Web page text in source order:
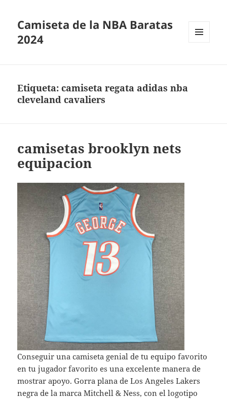
Camiseta de la NBA Baratas
2024
Etiqueta:camiseta regata adidas nba
cleveland cavaliers
camisetas brooklyn nets
equipacion
Conseguir una camiseta genial de tu equipo favorito
en tu jugador favorito es una excelente manera de
mostrar apoyo. Gorra plana de Los Angeles Lakers
negra de la marca Mitchell & Ness, con el logotipo